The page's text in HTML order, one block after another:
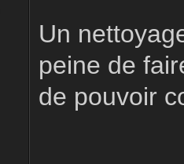
Un
peine de
de pouvoir